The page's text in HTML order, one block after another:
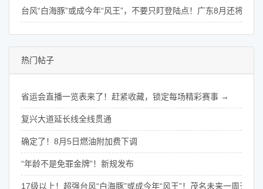
台风“白海豚”或成今年“风王”，不要只盯登陆点！广东8月还将有4
热门帖子
省运会直播一览表来了！赶紧收藏，锁定每场精彩赛事 →
复兴大道延长线全线贯通
确定了！8月5日燃油附加费下调
“年龄不是免罪金牌”！新规发布
17级以上！超强台风“白海豚”或成今年“风王”！茂名未来一周天气